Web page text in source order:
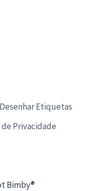
Desenhar Etiquetas
Privacidade
Bimby®